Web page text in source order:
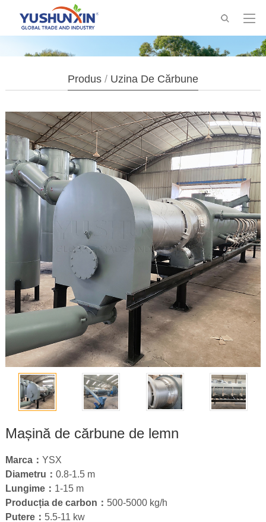
Produs / Uzina De Cărbune
Mașină de cărbune de lemn
Marca： YSX
Diametru： 0.8-1.5 m
Lungime： 1-15 m
Producția de carbon： 500-5000 kg/h
Putere： 5.5-11 kw